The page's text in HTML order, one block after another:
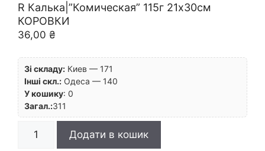
R Калька|”Комическая” 115г 21х30см
КОРОВКИ
36,00 ₴
Зі складу: Киев — 171
Інші скл.: Одеса — 140
У кошику: 0
Загал.:311
Калька|"Комическая"
Додати в кошик